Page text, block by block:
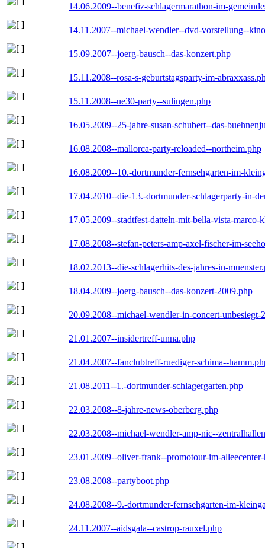
14.06.2009--benefiz-schlagermarathon-im-
14.11.2007--michael-wendler--dvd-vorstellung--
15.09.2007--joerg-bausch--das-konzert.php
15.11.2008--rosa-s-geburtstagsparty-im-
15.11.2008--ue30-party--sulingen.php
16.05.2009--25-jahre-susan-schubert--das-
16.08.2008--mallorca-party-reloaded--northeim.php
16.08.2009--10.-dortmunder-fernsehgarten-im-
17.04.2010--die-13.-dortmunder-schlagerparty-in-
17.05.2009--stadtfest-datteln-mit-bella-vista-marco-
17.08.2008--stefan-peters-amp-axel-fischer-im-
18.02.2013--die-schlagerhits-des-jahres-in-
18.04.2009--joerg-bausch--das-konzert-2009.php
20.09.2008--michael-wendler-in-concert-unbesiegt-
21.01.2007--insidertreff-unna.php
21.04.2007--fanclubtreff-ruediger-schima--
21.08.2011--1.-dortmunder-schlagergarten.php
22.03.2008--8-jahre-news-oberberg.php
22.03.2008--michael-wendler-amp-nic--
23.01.2009--oliver-frank--promotour-im-
23.08.2008--partyboot.php
24.08.2008--9.-dortmunder-fernsehgarten-im-
24.11.2007--aidsgala--castrop-rauxel.php